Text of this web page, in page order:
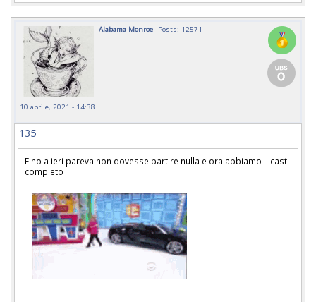
Alabama Monroe Posts: 12571
10 aprile, 2021 - 14:38
135
Fino a ieri pareva non dovesse partire nulla e ora abbiamo il cast
completo